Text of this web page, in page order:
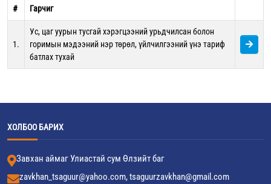
# Гарчиг
1.
Ус, цаг уурын тусгай хэрэгцээний урьдчилсан болон
горимын мэдээний нэр төрөл, үйлчилгээний үнэ тариф
батлах тухай
ХОЛБОО БАРИХ
Завхан аймаг Улиастай сум Өлзийт баг
zavkhan_tsaguur@yahoo.com, tsaguurzavkhan@gmail.com